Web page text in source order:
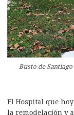
Busto de
El Hospital que
la remodelación y